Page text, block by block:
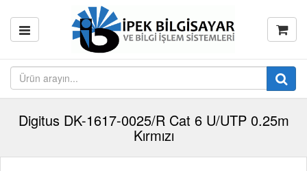
Digitus DK-1617-0025/R Cat 6 U/UTP 0.25m
Kırmızı